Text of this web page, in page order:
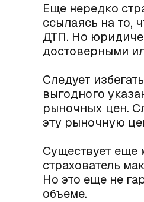
Еще нередко
ссылаясь на то,
ДТП. Но
достоверными
Следует
выгодного
рыночных цен.
эту рыночную
Существует еще
страхователь
Но это еще не
объеме.